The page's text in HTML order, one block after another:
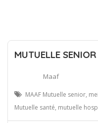
MUTUELLE
Maaf
MAAF Mutuelle senior,
Mutuelle santé, mutuelle